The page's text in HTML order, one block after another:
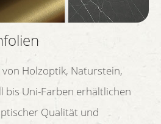
Holzoptik, Naturstein,
bis Uni-Farben erhältlichen
Qualität und